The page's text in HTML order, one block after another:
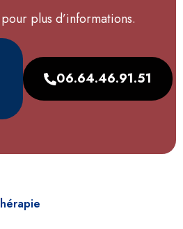
plus d’informations.
06.64.46.91.51